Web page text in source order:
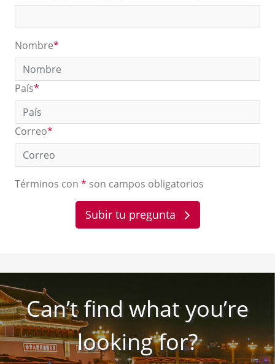
Nombre*
País*
Correo*
Términos con * son campos obligatorios
Can’t find what you’re
looking for?